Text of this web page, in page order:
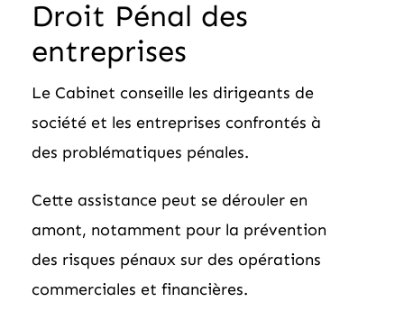
Droit Pénal des
entreprises
Le Cabinet conseille les dirigeants de
société et les entreprises confrontés à
des problématiques pénales.
Cette assistance peut se dérouler en
amont, notamment pour la prévention
des risques pénaux sur des opérations
commerciales et financières.